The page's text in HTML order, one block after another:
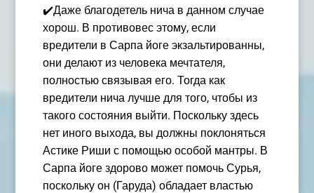
✔️Даже благодетель нича в данном случае
хорош. В противовес этому, если
вредители в Сарпа йоге экзальтированны,
они делают из человека мечтателя,
полностью связывая его. Тогда как
вредители нича лучше для того, чтобы из
такого состояния выйти. Поскольку здесь
нет иного выхода, вы должны поклоняться
Астике Риши с помощью особой мантры. В
Сарпа йоге здорово может помочь Сурья,
поскольку он (Гаруда) обладает властью